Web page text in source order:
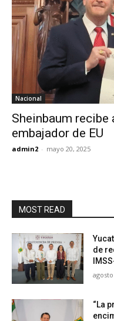
Nacional
Sheinbaum recibe
embajador de EU
admin2 - mayo 20, 2025
MOST READ
de
“La